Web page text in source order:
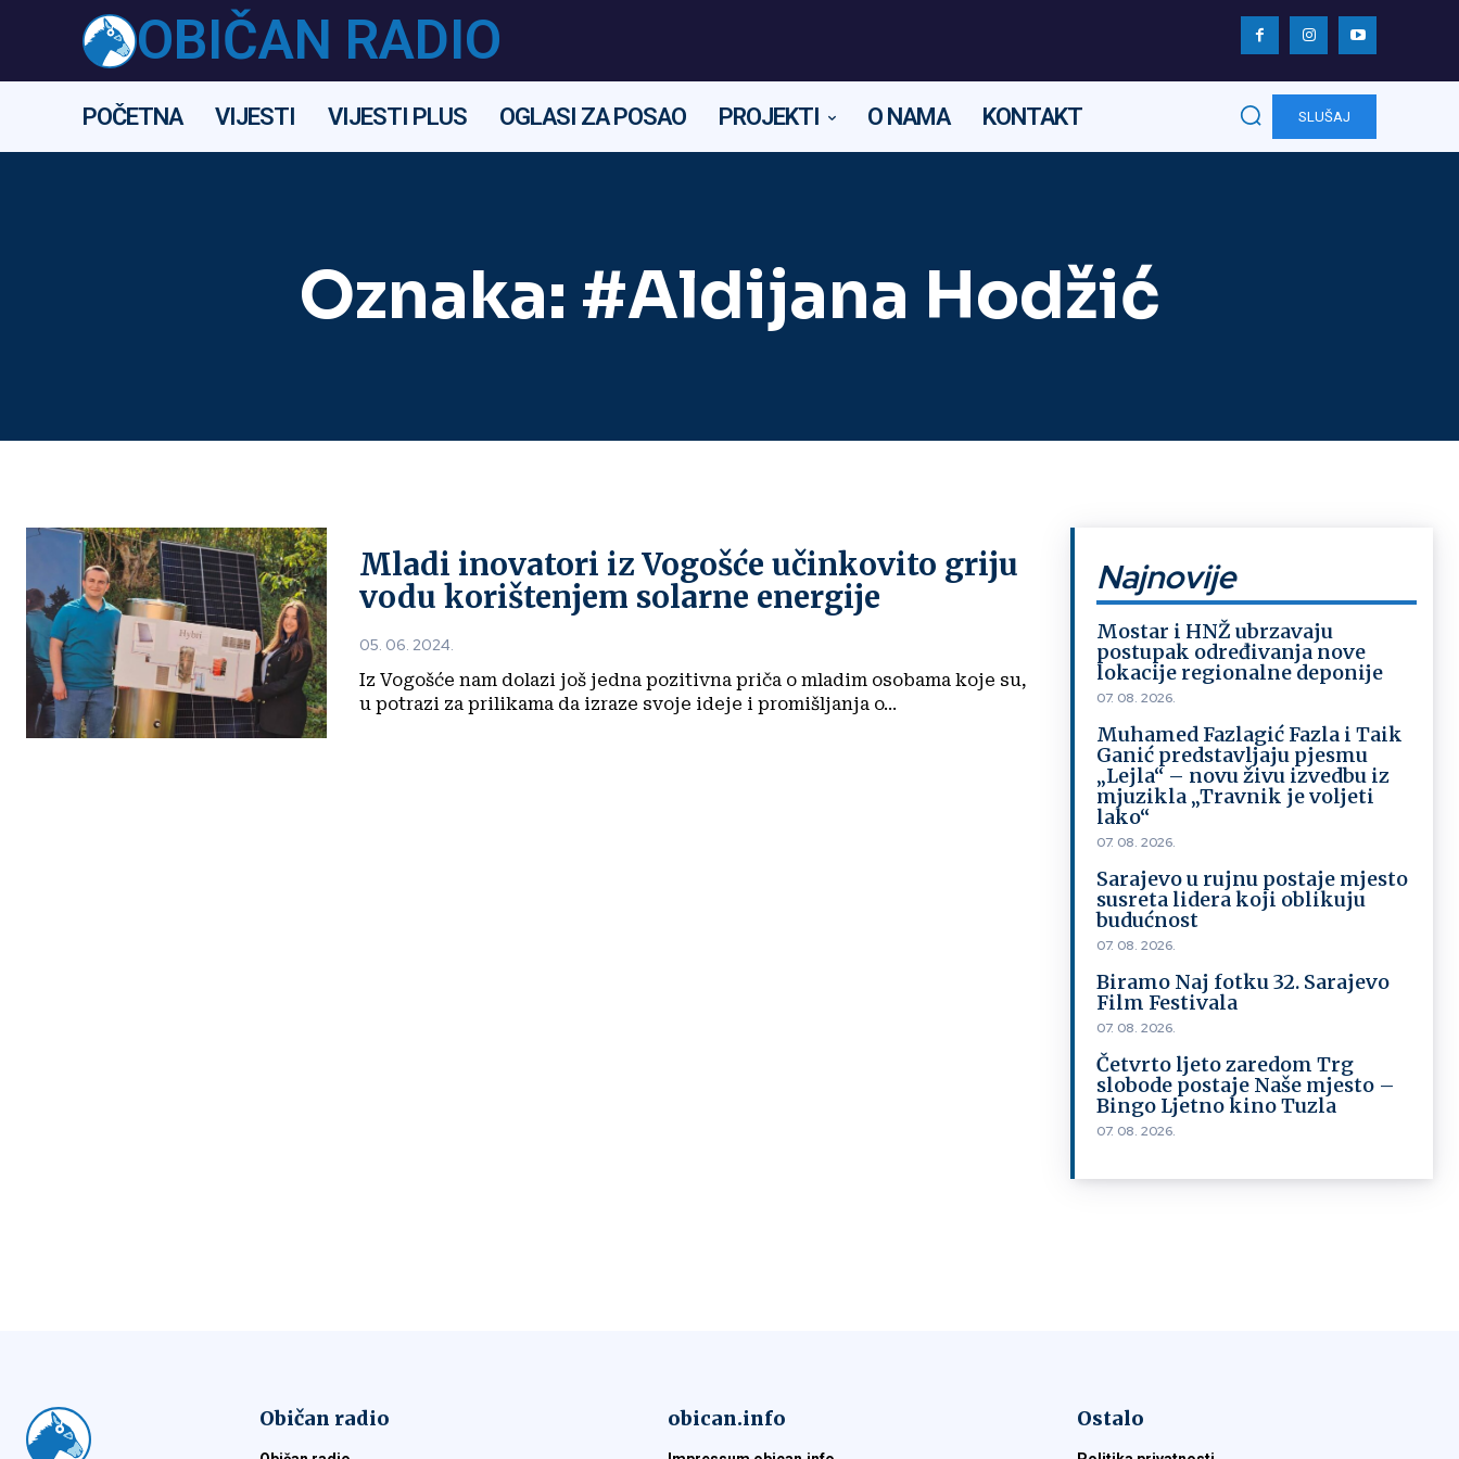
OBIČAN RADIO
POČETNA VIJESTI VIJESTI PLUS OGLASI ZA POSAO PROJEKTI O NAMA KONTAKT SLUŠAJ
Oznaka: #Aldijana Hodžić
Mladi inovatori iz Vogošće učinkovito griju
vodu korištenjem solarne energije
05. 06. 2024.
Iz Vogošće nam dolazi još jedna pozitivna priča o mladim osobama koje su,
u potrazi za prilikama da izraze svoje ideje i promišljanja o...
Najnovije
Mostar i HNŽ ubrzavaju
postupak određivanja nove
lokacije regionalne deponije
07. 08. 2026.
Muhamed Fazlagić Fazla i Taik
Ganić predstavljaju pjesmu
„Lejla“ – novu živu izvedbu iz
mjuzikla „Travnik je voljeti
lako“
07. 08. 2026.
Sarajevo u rujnu postaje mjesto
susreta lidera koji oblikuju
budućnost
07. 08. 2026.
Biramo Naj fotku 32. Sarajevo
Film Festivala
07. 08. 2026.
Četvrto ljeto zaredom Trg
slobode postaje Naše mjesto –
Bingo Ljetno kino Tuzla
07. 08. 2026.
Običan radio obican.info Ostalo